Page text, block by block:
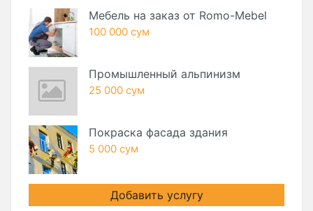
Мебель на заказ от Romo-Mebel
100 000 сум
Промышленный альпинизм
25 000 сум
Покраска фасада здания
5 000 сум
Добавить услугу